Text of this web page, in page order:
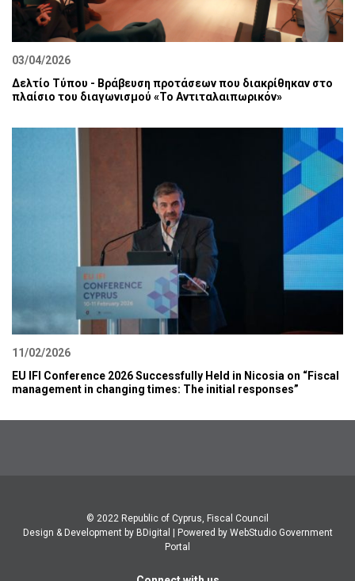
03/04/2026
Δελτίο Τύπου - Βράβευση προτάσεων που διακρίθηκαν στο
πλαίσιο του διαγωνισμού «Το Αντιταλαιπωρικόν»
11/02/2026
EU IFI Conference 2026 Successfully Held in Nicosia on “Fiscal
management in changing times: The initial responses”
© 2022 Republic of Cyprus, Fiscal Council
Design & Development by BDigital
Powered by WebStudio Government
Portal